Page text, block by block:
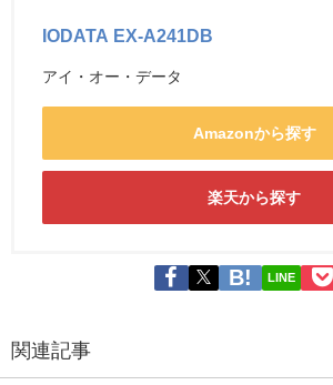
IODATA EX-A241DB
アイ・オー・データ
Amazonから探す
楽天から探す
LINE
関連記事